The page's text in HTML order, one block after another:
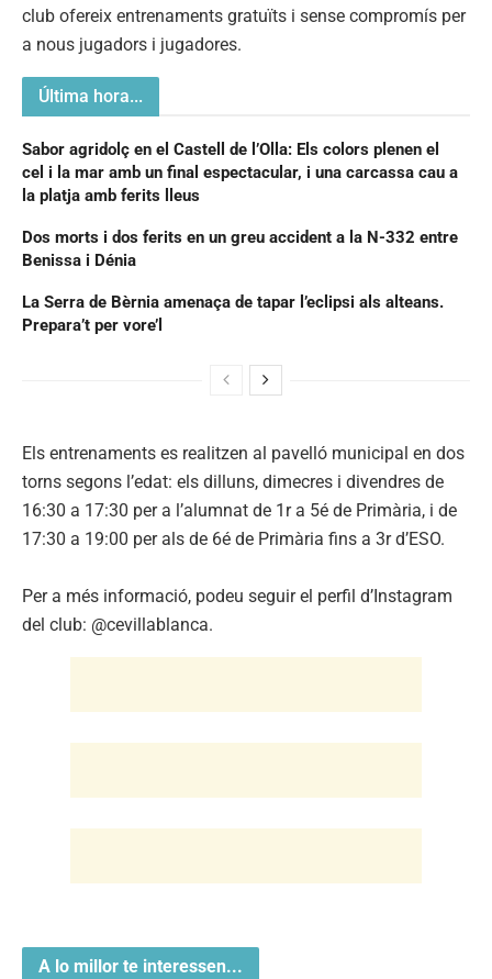
club ofereix entrenaments gratuïts i sense compromís per
a nous jugadors i jugadores.
Última hora...
Sabor agridolç en el Castell de l’Olla: Els colors plenen el
cel i la mar amb un final espectacular, i una carcassa cau a
la platja amb ferits lleus
Dos morts i dos ferits en un greu accident a la N-332 entre
Benissa i Dénia
La Serra de Bèrnia amenaça de tapar l’eclipsi als alteans.
Prepara’t per vore’l
Els entrenaments es realitzen al pavelló municipal en dos
torns segons l’edat: els dilluns, dimecres i divendres de
16:30 a 17:30 per a l’alumnat de 1r a 5é de Primària, i de
17:30 a 19:00 per als de 6é de Primària fins a 3r d’ESO.
Per a més informació, podeu seguir el perfil d’Instagram
del club: @cevillablanca.
A lo millor te interessen...